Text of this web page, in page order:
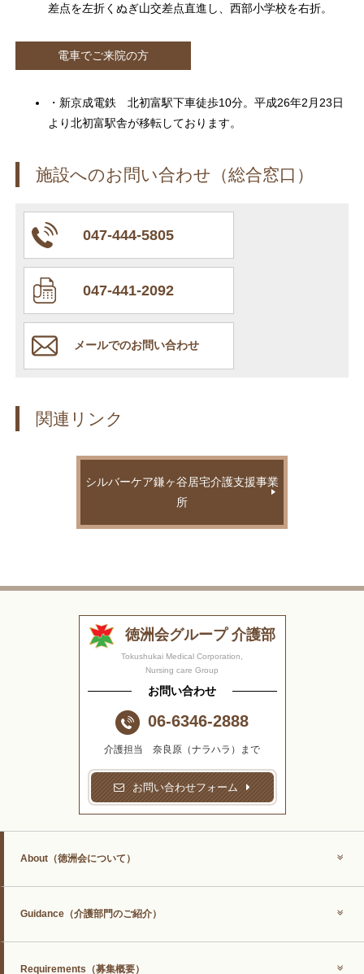
差点を左折くぬぎ山交差点直進し、西部小学校を右折。
電車でご来院の方
・新京成電鉄 北初富駅下車徒歩10分。平成26年2月23日
より北初富駅舎が移転しております。
施設へのお問い合わせ（総合窓口）
047-444-5805
047-441-2092
メールでのお問い合わせ
関連リンク
シルバーケア鎌ヶ谷居宅介護支援事業
所
徳洲会グループ 介護部
Tokushukai Medical Corporation,
Nursing care Group
お問い合わせ
06-6346-2888
介護担当 奈良原（ナラハラ）まで
お問い合わせフォーム
About （徳洲会について）
Guidance （介護部門のご紹介）
Requirements （募集概要）